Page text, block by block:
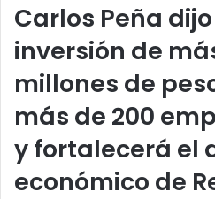
Carlos Peña
inversión de
millones de
más de 200
y fortalecerá el
económico de